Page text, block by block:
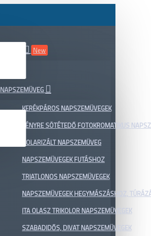
New
NAPSZEMÜVEG
KERÉKPÁROS NAPSZEMÜVEGEK
FÉNYRE SÖTÉTEDŐ FOTOKROMATIKUS
POLARIZÁLT NAPSZEMÜVEG
NAPSZEMÜVEGEK FUTÁSHOZ
TRIATLONOS NAPSZEMÜVEGEK
NAPSZEMÜVEGEK HEGYMÁSZÁSHOZ,
ITA OLASZ TRIKOLOR NAPSZEMÜVEGEK
SZABADIDŐS, DIVAT NAPSZEMÜVEGEK